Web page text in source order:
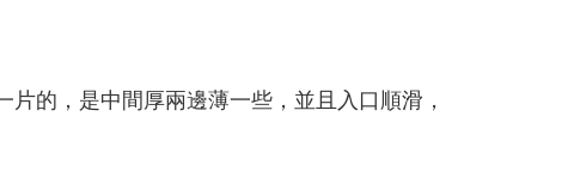
的，是中間厚兩邊薄一些，並且入口順滑，